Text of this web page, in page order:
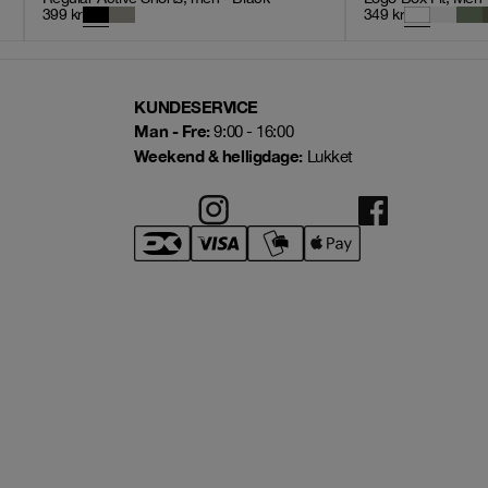
399 kr
349 kr
KUNDESERVICE
Man - Fre:9:00 - 16:00
Weekend & helligdage:Lukket